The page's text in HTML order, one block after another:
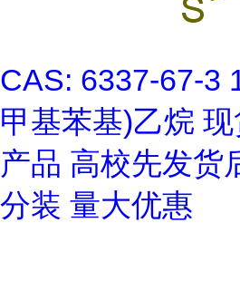
CAS: 6337-67-3
甲基苯基)乙烷
产品 高校先发货
分装 量大优惠